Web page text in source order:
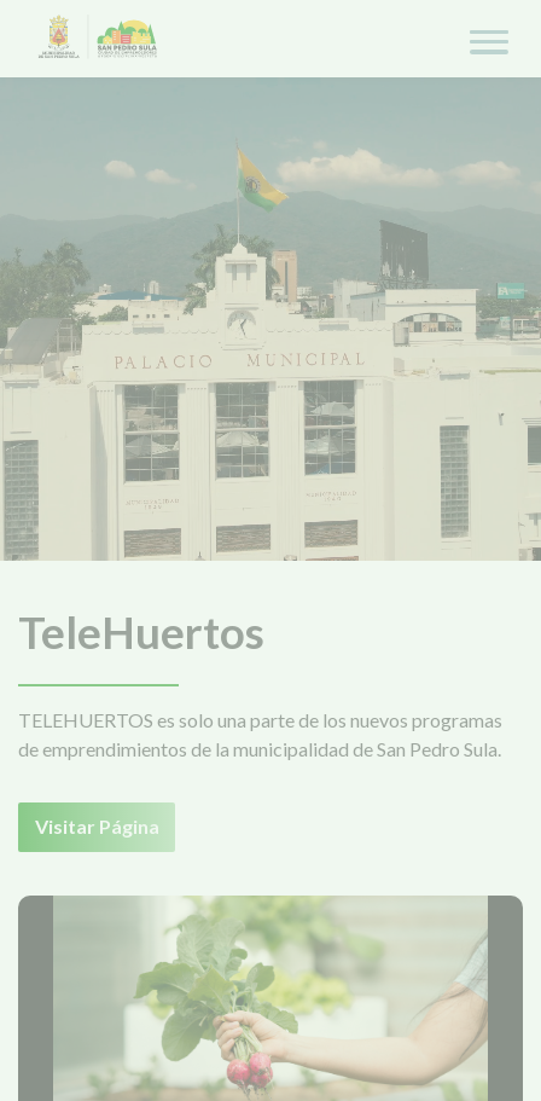
TeleHuertos
TELEHUERTOS es solo una parte de los nuevos programas
de emprendimientos de la municipalidad de San Pedro Sula.
Visitar Página